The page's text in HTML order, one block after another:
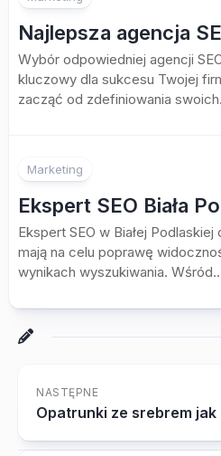
Najlepsza agencja
Wybór odpowiedniej agencji
kluczowy dla sukcesu Twojej
zacząć od zdefiniowania
Marketing
Ekspert SEO Biała
Ekspert SEO w Białej
mają na celu poprawę
wynikach wyszukiwania.
NASTĘPNE
Opatrunki ze srebrem jak